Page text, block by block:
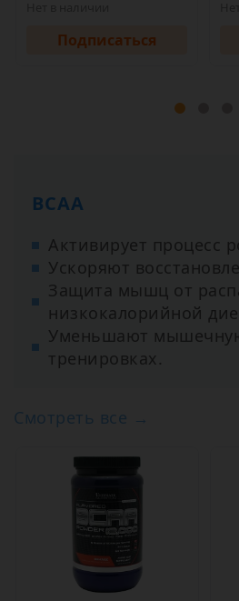
Подписаться
ВСАА
Активирует процесс
Ускоряют
Защита мышц от
низкокалорийной
Уменьшают
тренировках.
Смотреть все →